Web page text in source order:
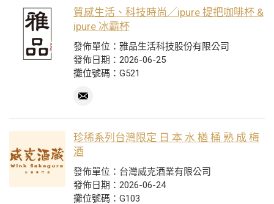
質感生活、科技時尚／ipure 提把咖啡杯 &
ipure 冰霸杯
發佈單位：雅品生活科技股份有限公司
發佈日期：2026-06-25
攤位號碼：G521
珍稀系列台灣限定 日 本 水 楢 桶 熟 成 梅
酒
發佈單位：台灣威克酒業有限公司
發佈日期：2026-06-24
攤位號碼：G103